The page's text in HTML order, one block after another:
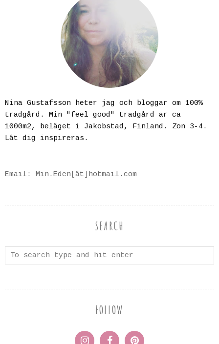
Nina Gustafsson heter jag och bloggar om 100%
trädgård. Min "feel good" trädgård är ca
1000m2, beläget i Jakobstad, Finland. Zon 3-4.
Låt dig inspireras.
Email: Min.Eden[ät]hotmail.com
SEARCH
FOLLOW